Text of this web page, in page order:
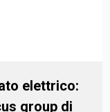
elettrico:
group di